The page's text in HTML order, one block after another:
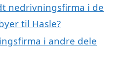
nedrivningsfirma i de
til Hasle?
i andre dele